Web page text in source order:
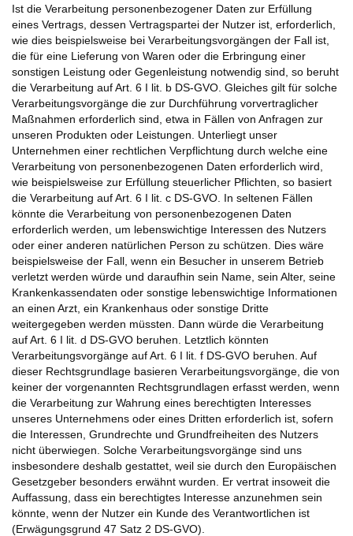
Ist die Verarbeitung personenbezogener Daten zur Erfüllung
eines Vertrags, dessen Vertragspartei der Nutzer ist, erforderlich,
wie dies beispielsweise bei Verarbeitungsvorgängen der Fall ist,
die für eine Lieferung von Waren oder die Erbringung einer
sonstigen Leistung oder Gegenleistung notwendig sind, so beruht
die Verarbeitung auf Art. 6 I lit. b DS-GVO. Gleiches gilt für solche
Verarbeitungsvorgänge die zur Durchführung vorvertraglicher
Maßnahmen erforderlich sind, etwa in Fällen von Anfragen zur
unseren Produkten oder Leistungen. Unterliegt unser
Unternehmen einer rechtlichen Verpflichtung durch welche eine
Verarbeitung von personenbezogenen Daten erforderlich wird,
wie beispielsweise zur Erfüllung steuerlicher Pflichten, so basiert
die Verarbeitung auf Art. 6 I lit. c DS-GVO. In seltenen Fällen
könnte die Verarbeitung von personenbezogenen Daten
erforderlich werden, um lebenswichtige Interessen des Nutzers
oder einer anderen natürlichen Person zu schützen. Dies wäre
beispielsweise der Fall, wenn ein Besucher in unserem Betrieb
verletzt werden würde und daraufhin sein Name, sein Alter, seine
Krankenkassendaten oder sonstige lebenswichtige Informationen
an einen Arzt, ein Krankenhaus oder sonstige Dritte
weitergegeben werden müssten. Dann würde die Verarbeitung
auf Art. 6 I lit. d DS-GVO beruhen. Letztlich könnten
Verarbeitungsvorgänge auf Art. 6 I lit. f DS-GVO beruhen. Auf
dieser Rechtsgrundlage basieren Verarbeitungsvorgänge, die von
keiner der vorgenannten Rechtsgrundlagen erfasst werden, wenn
die Verarbeitung zur Wahrung eines berechtigten Interesses
unseres Unternehmens oder eines Dritten erforderlich ist, sofern
die Interessen, Grundrechte und Grundfreiheiten des Nutzers
nicht überwiegen. Solche Verarbeitungsvorgänge sind uns
insbesondere deshalb gestattet, weil sie durch den Europäischen
Gesetzgeber besonders erwähnt wurden. Er vertrat insoweit die
Auffassung, dass ein berechtigtes Interesse anzunehmen sein
könnte, wenn der Nutzer ein Kunde des Verantwortlichen ist
(Erwägungsgrund 47 Satz 2 DS-GVO).